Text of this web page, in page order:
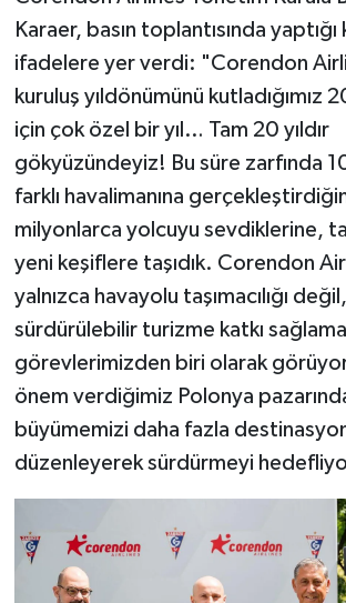
Karaer, basın toplantısında
ifadelere yer verdi: "Corendon
kuruluş yıldönümünü kutladığımız
için çok özel bir yıl… Tam 20 yıldır
gökyüzündeyiz! Bu süre zarfında
farklı havalimanına
milyonlarca yolcuyu sevdiklerine,
yeni keşiflere taşıdık. Corendon
yalnızca havayolu taşımacılığı
sürdürülebilir turizme katkı
görevlerimizden biri olarak
önem verdiğimiz Polonya
büyümemizi daha fazla
düzenleyerek sürdürmeyi